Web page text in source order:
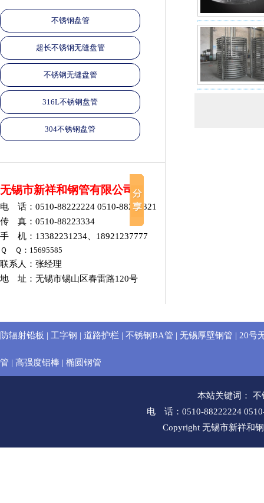
不锈钢盘管
超长不锈钢无缝盘管
不锈钢无缝盘管
316L不锈钢盘管
304不锈钢盘管
无锡市新祥和钢管有限公司
电 话：0510-88222224 0510-88264321
传 真：0510-88223334
手 机：13382231234、18921237777
Ｑ Ｑ：15695585
联系人：张经理
地 址：无锡市锡山区春雷路120号
防辐射铅板 | 工字钢 | 道路护栏 | 不锈钢BA管 | 无锡厚壁钢管 | 20号
管 | 高强度铝棒 | 椭圆钢管
本站关键词： 不
电 话：0510-88222224
Copyright 无锡市新祥